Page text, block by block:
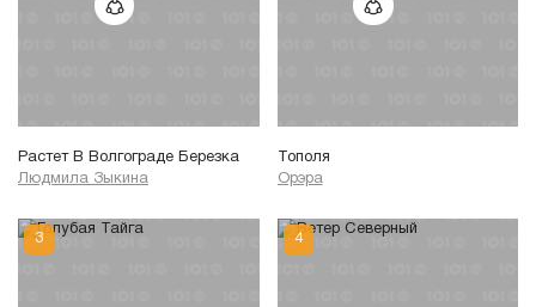
Растет В Волгограде Березка
Людмила Зыкина
Тополя
Орэра